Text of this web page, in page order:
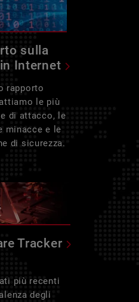
sulla
Internet
rapporto
le più
di attacco, le
minacce e le
di sicurezza.
Tracker
più recenti
degli